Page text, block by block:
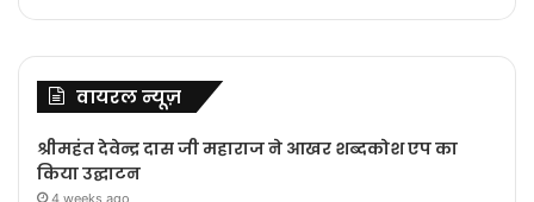
वायरल न्यूज़
श्रीमहंत देवेन्द्र दास जी महाराज ने आखर शब्दकोश एप का
किया उद्घाटन
4 weeks ago